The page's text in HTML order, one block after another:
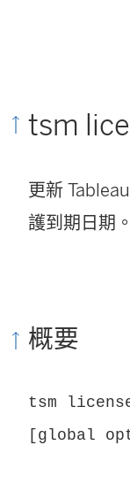
tsm
更新
護到期日期。
概要
tsm
[global